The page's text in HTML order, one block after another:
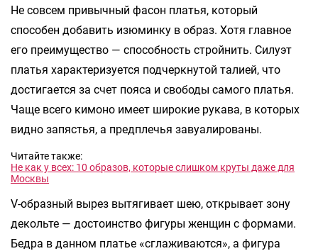
Не совсем привычный фасон платья, который
способен добавить изюминку в образ. Хотя главное
его преимущество — способность стройнить. Силуэт
платья характеризуется подчеркнутой талией, что
достигается за счет пояса и свободы самого платья.
Чаще всего кимоно имеет широкие рукава, в которых
видно запястья, а предплечья завуалированы.
Читайте также:
Не как у всех: 10 образов, которые слишком круты даже для
Москвы
V-образный вырез вытягивает шею, открывает зону
декольте — достоинство фигуры женщин с формами.
Бедра в данном платье «сглаживаются», а фигура